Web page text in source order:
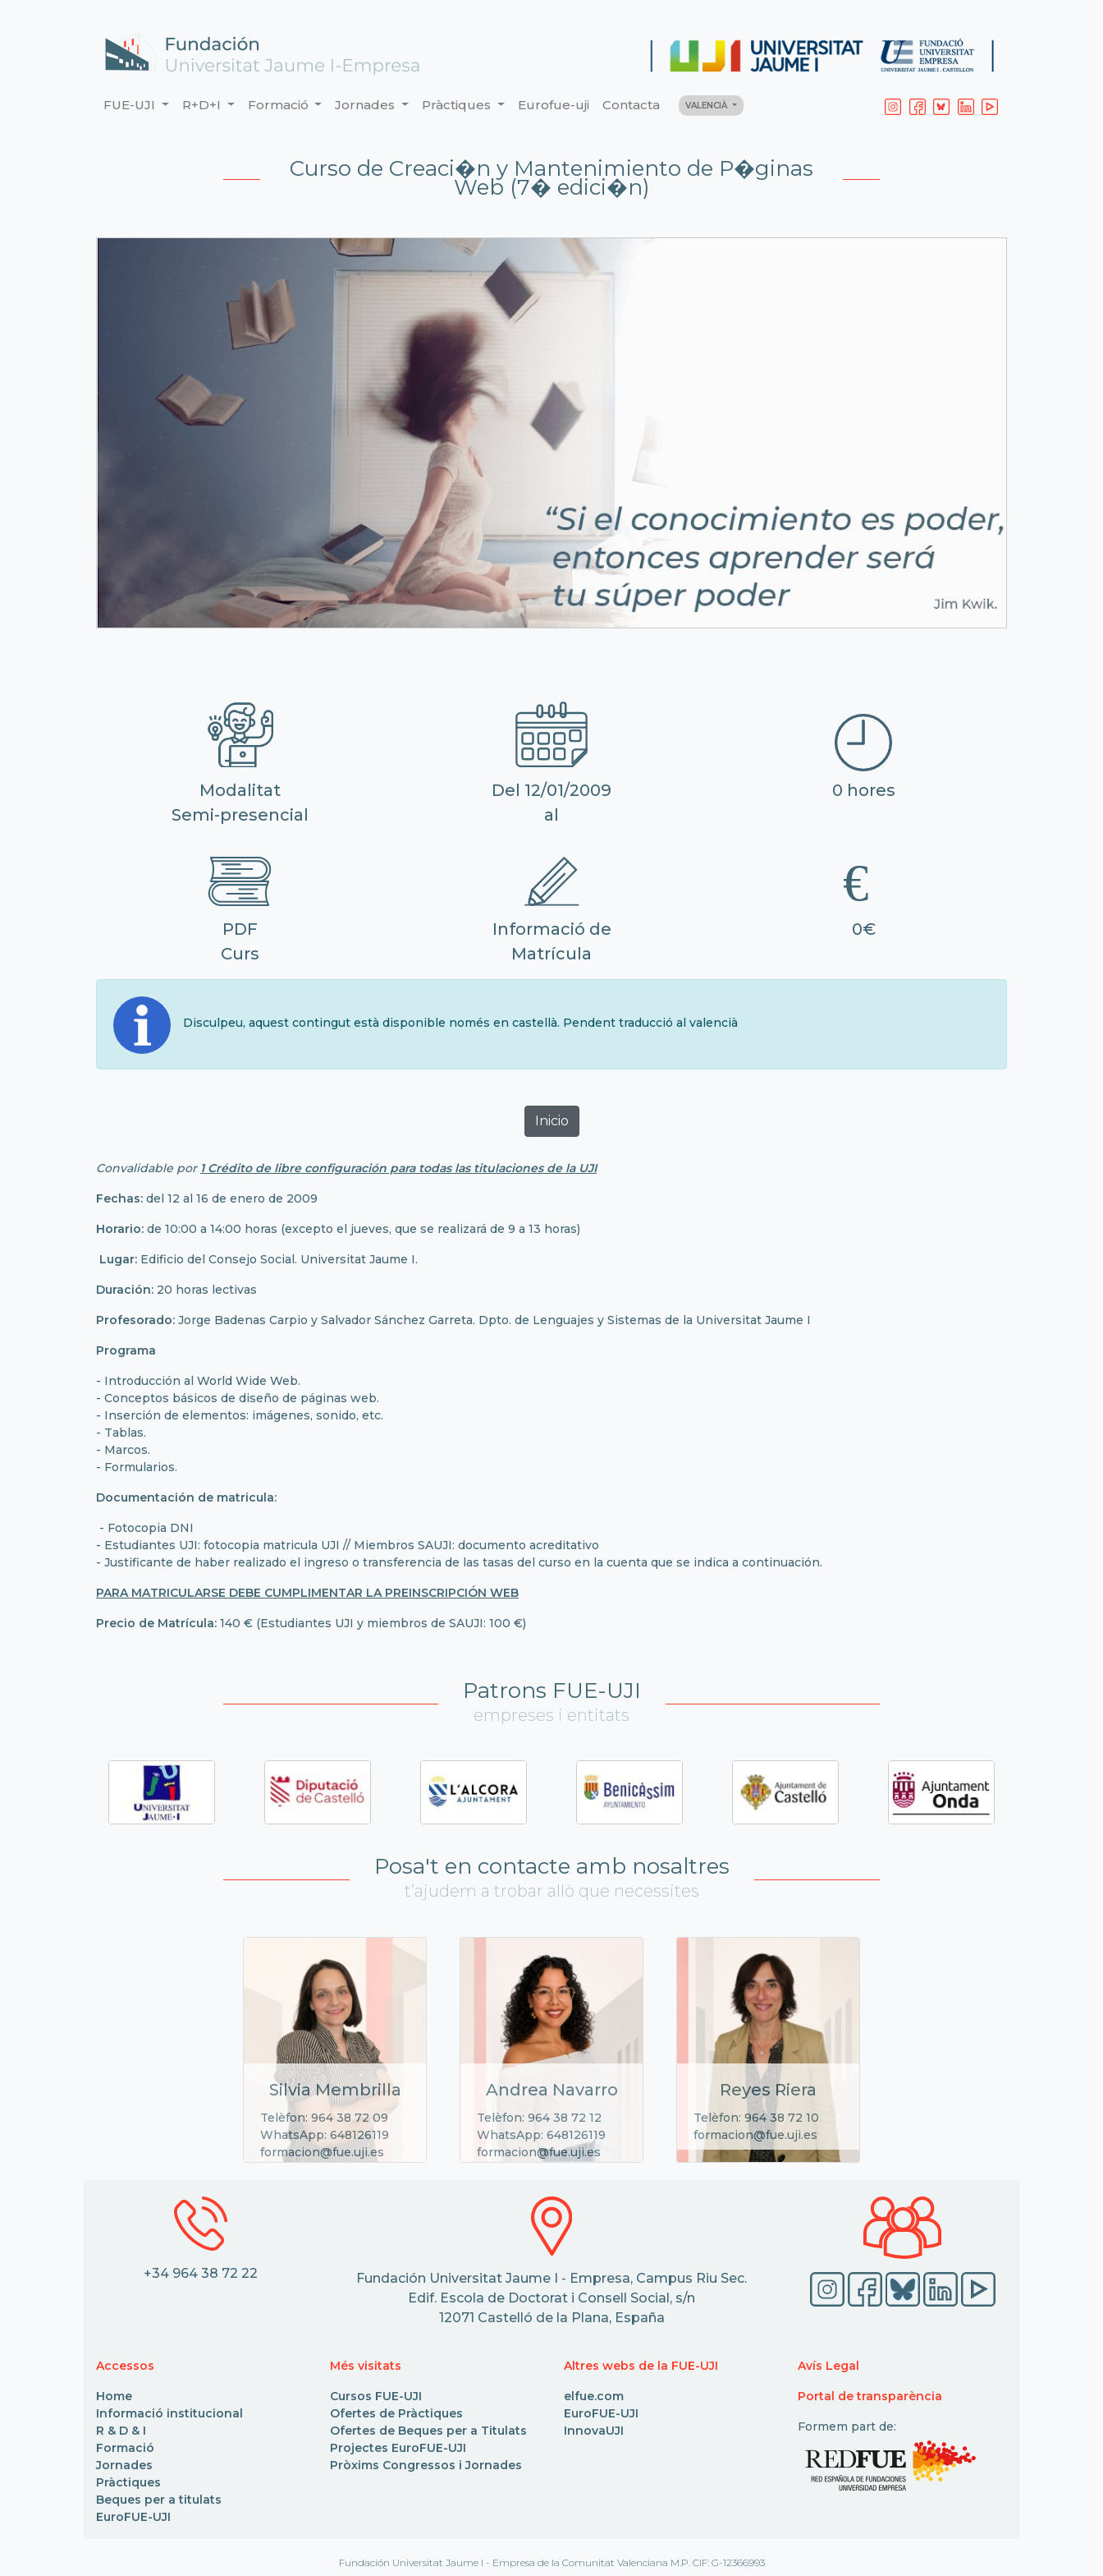
FUE-UJI R+D+I Formació Jornades Pràctiques Eurofue-uji Contacta VALENCIÀ
Curso de Creaci�n y Mantenimiento de P�ginas
Web (7� edici�n)
Modalitat
Semi-presencial
Del 12/01/2009
al
0 hores
PDF
Curs
Informació de
Matrícula
0€
Disculpeu, aquest contingut està disponible només en castellà. Pendent traducció al valencià
Inicio
Convalidable por 1 Crédito de libre configuración para todas las titulaciones de la UJI
Fechas: del 12 al 16 de enero de 2009
Horario: de 10:00 a 14:00 horas (excepto el jueves, que se realizará de 9 a 13 horas)
Lugar: Edificio del Consejo Social. Universitat Jaume I.
Duración: 20 horas lectivas
Profesorado: Jorge Badenas Carpio y Salvador Sánchez Garreta. Dpto. de Lenguajes y Sistemas de la Universitat Jaume I
Programa
- Introducción al World Wide Web.
- Conceptos básicos de diseño de páginas web.
- Inserción de elementos: imágenes, sonido, etc.
- Tablas.
- Marcos.
- Formularios.
Documentación de matricula:
- Fotocopia DNI
- Estudiantes UJI: fotocopia matricula UJI // Miembros SAUJI: documento acreditativo
- Justificante de haber realizado el ingreso o transferencia de las tasas del curso en la cuenta que se indica a continuación.
PARA MATRICULARSE DEBE CUMPLIMENTAR LA PREINSCRIPCIÓN WEB
Precio de Matrícula: 140 € (Estudiantes UJI y miembros de SAUJI: 100 €)
Patrons FUE-UJI
empreses i entitats
Posa't en contacte amb nosaltres
t’ajudem a trobar allò que necessites
Silvia Membrilla
Telèfon: 964 38 72 09
WhatsApp: 648126119
formacion@fue.uji.es
Andrea Navarro
Telèfon: 964 38 72 12
WhatsApp: 648126119
formacion@fue.uji.es
Reyes Riera
Telèfon: 964 38 72 10
formacion@fue.uji.es
+34 964 38 72 22
Fundación Universitat Jaume I - Empresa, Campus Riu Sec.
Edif. Escola de Doctorat i Consell Social, s/n
12071 Castelló de la Plana, España
Accessos
Home
Informació institucional
R & D & I
Formació
Jornades
Pràctiques
Beques per a titulats
EuroFUE-UJI
Més visitats
Cursos FUE-UJI
Ofertes de Pràctiques
Ofertes de Beques per a Titulats
Projectes EuroFUE-UJI
Pròxims Congressos i Jornades
Altres webs de la FUE-UJI
elfue.com
EuroFUE-UJI
InnovaUJI
Avís Legal
Portal de transparència
Formem part de:
Fundación Universitat Jaume I - Empresa de la Comunitat Valenciana M.P. CIF: G-12366993